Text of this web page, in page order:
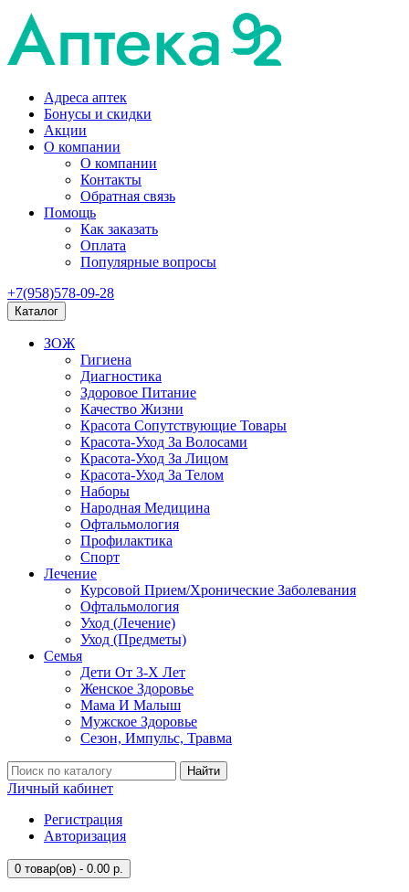
Адреса аптек
Бонусы и скидки
Акции
О компании
О компании
Контакты
Обратная связь
Помощь
Как заказать
Оплата
Популярные вопросы
+7(958)578-09-28
Каталог
ЗОЖ
Гигиена
Диагностика
Здоровое Питание
Качество Жизни
Красота Сопутствующие Товары
Красота-Уход За Волосами
Красота-Уход За Лицом
Красота-Уход За Телом
Наборы
Народная Медицина
Офтальмология
Профилактика
Спорт
Лечение
Курсовой Прием/Хронические Заболевания
Офтальмология
Уход (Лечение)
Уход (Предметы)
Семья
Дети От 3-Х Лет
Женское Здоровье
Мама И Малыш
Мужское Здоровье
Сезон, Импульс, Травма
Найти
Личный кабинет
Регистрация
Авторизация
0 товар(ов) - 0.00 р.